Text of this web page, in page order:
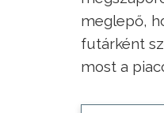
meglepő,
futárként
most a